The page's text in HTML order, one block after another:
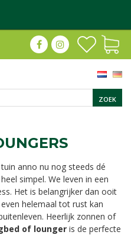
anno nu nog steeds dé
simpel. We leven in een
Het is belangrijker dan ooit
helemaal tot rust kan
Heerlijk zonnen of
of lounger is de perfecte